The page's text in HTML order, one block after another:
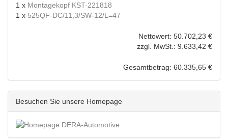
1 x Montagekopf KST-221818
1 x 525QF-DC/11,3/SW-12/L=47
Nettowert: 50.702,23 €
zzgl. MwSt.: 9.633,42 €
Gesamtbetrag: 60.335,65 €
Besuchen Sie unsere Homepage